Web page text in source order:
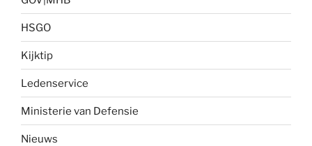
HSGO
Kijktip
Ledenservice
Ministerie van Defensie
Nieuws